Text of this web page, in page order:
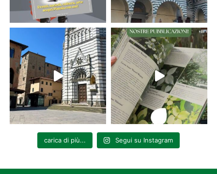
carica di più... Segui su Instagram